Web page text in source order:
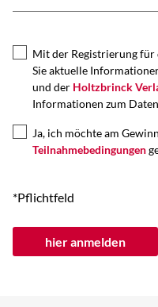
Mit der Registrierung für
Sie aktuelle
und der Holtzbrinck
Informationen zum
Ja, ich möchte am
Teilnahmebedingungen
*Pflichtfeld
hier anmelden